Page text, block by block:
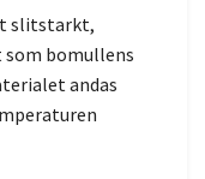
slitstarkt,
bomullens
andas